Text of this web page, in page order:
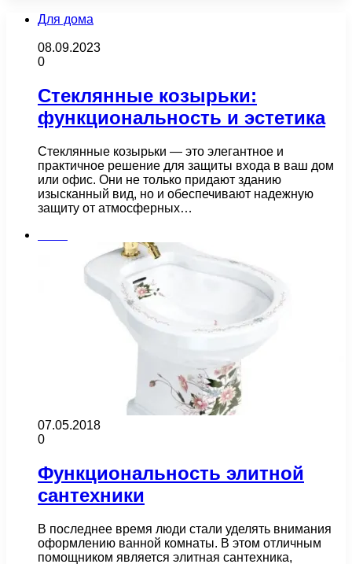
Для дома
08.09.2023
0
Стеклянные козырьки:
функциональность и эстетика
Стеклянные козырьки — это элегантное и
практичное решение для защиты входа в ваш дом
или офис. Они не только придают зданию
изысканный вид, но и обеспечивают надежную
защиту от атмосферных…
07.05.2018
0
Функциональность элитной
сантехники
В последнее время люди стали уделять внимания
оформлению ванной комнаты. В этом отличным
помощником является элитная сантехника,